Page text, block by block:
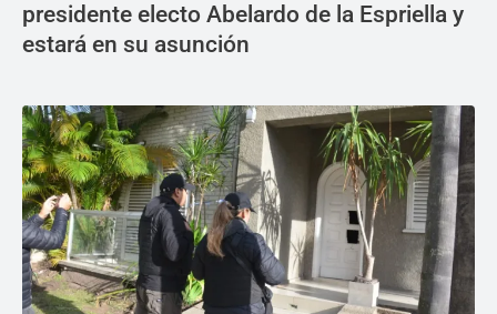
presidente electo Abelardo de la Espriella y
estará en su asunción